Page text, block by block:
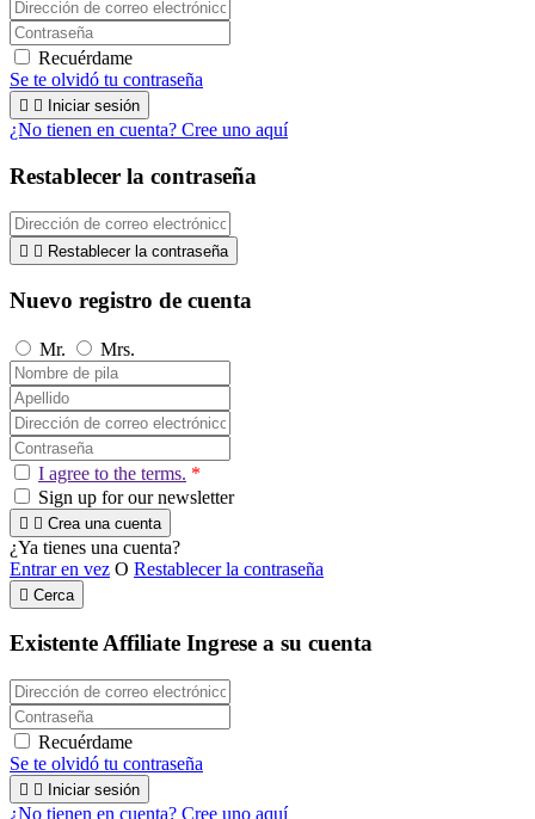
Recuérdame
Se te olvidó tu contraseña
  Iniciar sesión
¿No tienen en cuenta? Cree uno aquí
Restablecer la contraseña
  Restablecer la contraseña
Nuevo registro de cuenta
Mr. Mrs.
I agree to the terms. *
Sign up for our newsletter
  Crea una cuenta
¿Ya tienes una cuenta?
Entrar en vez O Restablecer la contraseña
 Cerca
Existente Affiliate Ingrese a su cuenta
Recuérdame
Se te olvidó tu contraseña
  Iniciar sesión
¿No tienen en cuenta? Cree uno aquí